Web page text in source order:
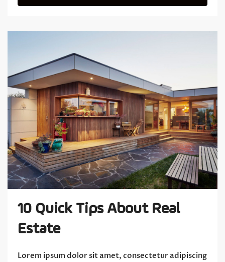
10 Quick Tips About Real
Estate
Lorem ipsum dolor sit amet, consectetur adipiscing